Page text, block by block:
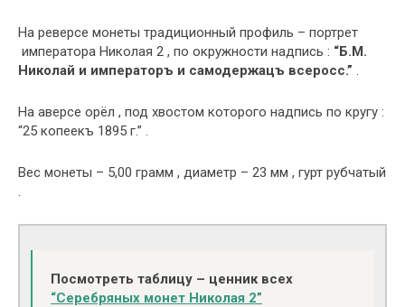
На реверсе монеты традиционный профиль – портрет
императора Николая 2 , по окружности надпись : “Б.М.
Николай и императоръ и самодержацъ всеросс.” .
На аверсе орёл , под хвостом которого надпись по кругу :
“25 копеекъ 1895 г.” .
Вес монеты – 5,00 грамм , диаметр – 23 мм , гурт рубчатый
.
Поcмотреть таблицу – ценник всех
“Серебряных монет Николая 2”